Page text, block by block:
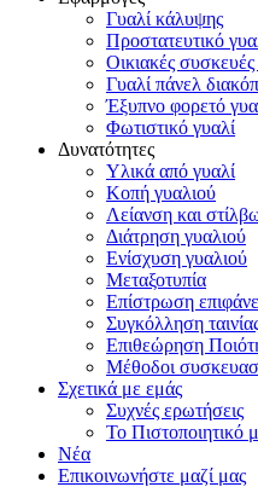
Γυαλί κάλυψης
Προστατευτικό
Οικιακές
Γυαλί πάνελ
Έξυπνο φορετό
Φωτιστικό γυαλί
Δυνατότητες
Υλικά από γυαλί
Κοπή γυαλιού
Λείανση και
Διάτρηση γυαλιού
Ενίσχυση γυαλιού
Μεταξοτυπία
Επίστρωση
Συγκόλληση
Επιθεώρηση
Μέθοδοι
Σχετικά με εμάς
Συχνές ερωτήσεις
Το Πιστοποιητικό
Νέα
Επικοινωνήστε μαζί μας